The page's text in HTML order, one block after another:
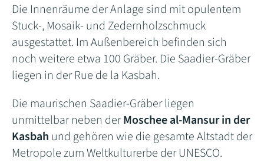
Die Innenräume der Anlage sind mit opulentem
Stuck-, Mosaik- und Zedernholzschmuck
ausgestattet. Im Außenbereich befinden sich
noch weitere etwa 100 Gräber. Die Saadier-Gräber
liegen in der Rue de la Kasbah.
Die maurischen Saadier-Gräber liegen
unmittelbar neben derMoschee al-Mansur in der
Kasbah und gehören wie die gesamte Altstadt der
Metropole zum Weltkulturerbe der UNESCO.